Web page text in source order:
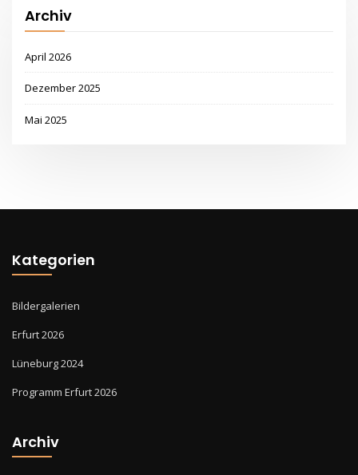
Archiv
April 2026
Dezember 2025
Mai 2025
Kategorien
Bildergalerien
Erfurt 2026
Lüneburg 2024
Programm Erfurt 2026
Archiv